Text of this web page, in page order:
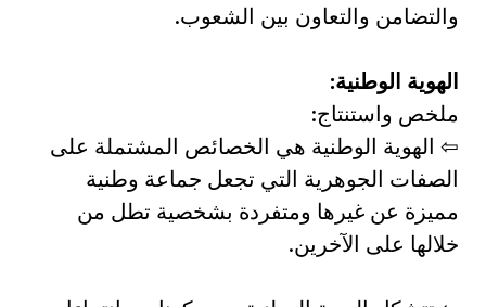
والتضامن والتعاون بين الشعوب.
الهوية الوطنية:
ملخص واستنتاج:
⇦ الهوية الوطنية هي الخصائص المشتملة على
الصفات الجوهرية التي تجعل جماعة وطنية
مميزة عن غيرها ومتفردة بشخصية تطل من
خلالها على الآخرين.